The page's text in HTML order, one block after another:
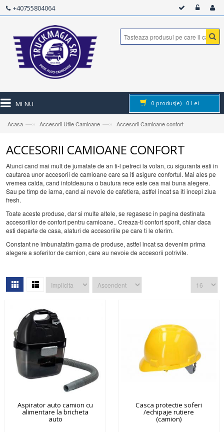
+40755804064
0 produs(e) - 0 Lei
MENU
Acasa —» Accesorii Utile Camioane —» Accesorii Camioane confort
ACCESORII CAMIOANE CONFORT
Atunci cand mai mult de jumatate de an ti-l petreci la volan, cu siguranta esti in
cautarea unor accesorii de camioane care sa iti asigure confortul. Mai ales pe
vremea calda, cand intotdeauna o bautura rece este cea mai buna alegere.
Sau pe timp de iarna, cand ai nevoie de cafetiera, astfel incat sa iti incepi ziua
fresh.
Toate aceste produse, dar si multe altele, se regasesc in pagina destinata
accesoriilor de confort pentru camioane.. Creaza-ti confort sporit, chiar daca
esti departe de casa, alaturi de accesoriile pe care ti le oferim.
Constant ne imbunatatim gama de produse, astfel incat sa devenim prima
alegere a soferilor de camion, care au nevoie de accesorii potrivite.
Aspirator auto camion cu
alimentare la bricheta
auto
Casca protectie soferi
/echipaje rutiere
(camion)